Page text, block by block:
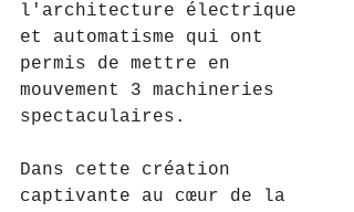
l'architecture électrique
et automatisme qui ont
permis de mettre en
mouvement 3 machineries
spectaculaires.
Dans cette création
captivante au cœur de la